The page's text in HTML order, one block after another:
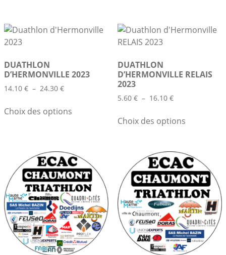
DUATHLON
D’HERMONVILLE 2023
14.10 € – 24.30 €Plage
prix :
Choix des options
variations.
Les
options
peuvent
être
choisies
sur
la
page
DUATHLON
D’HERMONVILLE RELAIS
2023
5.60 € – 16.10 €Plage
prix :
Choix des optionsproduit
variations.
Les
options
peuvent
être
choisies
sur
la